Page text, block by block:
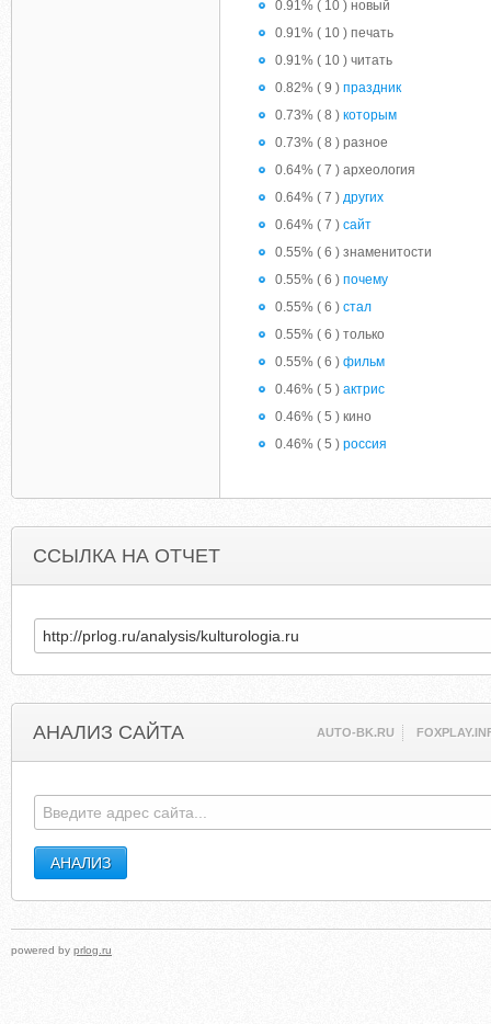
0.91% ( 10 ) новый
0.91% ( 10 ) печать
0.91% ( 10 ) читать
0.82% ( 9 ) праздник
0.73% ( 8 ) которым
0.73% ( 8 ) разное
0.64% ( 7 ) археология
0.64% ( 7 ) других
0.64% ( 7 ) сайт
0.55% ( 6 ) знаменитости
0.55% ( 6 ) почему
0.55% ( 6 ) стал
0.55% ( 6 ) только
0.55% ( 6 ) фильм
0.46% ( 5 ) актрис
0.46% ( 5 ) кино
0.46% ( 5 ) россия
ССЫЛКА НА ОТЧЕТ
АНАЛИЗ САЙТА AUTO-BK.RU
powered by prlog.ru